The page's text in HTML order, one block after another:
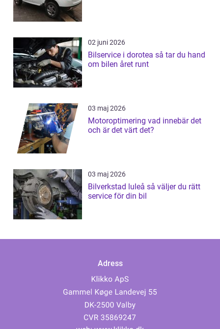
02 juni 2026
Bilservice i dorotea så tar du hand
om bilen året runt
03 maj 2026
Motoroptimering vad innebär det
och är det värt det?
03 maj 2026
Bilverkstad luleå så väljer du rätt
service för din bil
Adress